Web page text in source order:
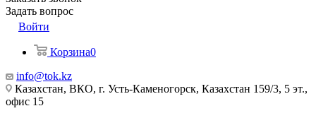
Задать вопрос
Войти
Корзина0
info@tok.kz
Казахстан, ВКО, г. Усть-Каменогорск, Казахстан 159/3, 5 эт.,
офис 15